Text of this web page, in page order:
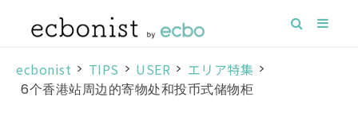
ecbonist > TIPS > USER > エリア特集 >
6个香港站周边的寄物处和投币式储物柜